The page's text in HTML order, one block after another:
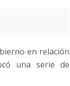
en relación
una serie de